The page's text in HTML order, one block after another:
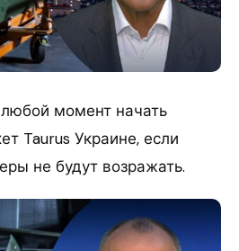
момент начать
Taurus Украине, если
не будут возражать.